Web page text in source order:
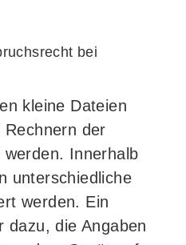
bei
kleine Dateien
Rechnern der
Innerhalb
unterschiedliche
werden. Ein
dazu, die Angaben